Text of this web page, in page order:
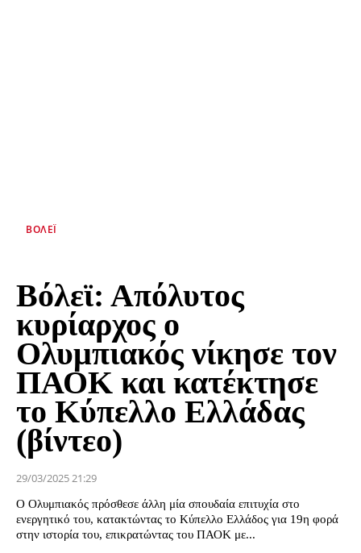
ΒΌΛΕΪ
Βόλεϊ: Απόλυτος
κυρίαρχος ο
Ολυμπιακός νίκησε τον
ΠΑΟΚ και κατέκτησε
το Κύπελλο Ελλάδας
(βίντεο)
29/03/2025 21:29
Ο Ολυμπιακός πρόσθεσε άλλη μία σπουδαία επιτυχία στο
ενεργητικό του, κατακτώντας το Κύπελλο Ελλάδος για 19η φορά
στην ιστορία του, επικρατώντας του ΠΑΟΚ με...